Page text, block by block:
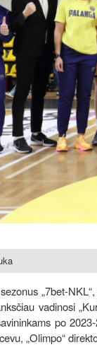
„7bet-
vadinosi
po
„Olimpo“